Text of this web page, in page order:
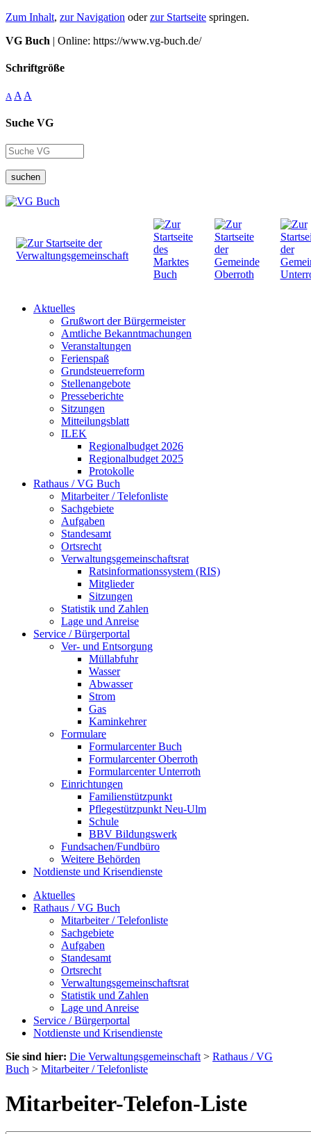
Zum Inhalt, zur Navigation oderzur Startseite springen.
VG Buch | Online: https://www.vg-buch.de/
Schriftgröße
A A A
Suche VG
suchen
Aktuelles
Grußwort der Bürgermeister
Amtliche Bekanntmachungen
Veranstaltungen
Ferienspaß
Grundsteuerreform
Stellenangebote
Presseberichte
Sitzungen
Mitteilungsblatt
ILEK
Regionalbudget 2026
Regionalbudget 2025
Protokolle
Rathaus / VG Buch
Mitarbeiter / Telefonliste
Sachgebiete
Aufgaben
Standesamt
Ortsrecht
Verwaltungsgemeinschaftsrat
Ratsinformationssystem (RIS)
Mitglieder
Sitzungen
Statistik und Zahlen
Lage und Anreise
Service / Bürgerportal
Ver- und Entsorgung
Müllabfuhr
Wasser
Abwasser
Strom
Gas
Kaminkehrer
Formulare
Formularcenter Buch
Formularcenter Oberroth
Formularcenter Unterroth
Einrichtungen
Familienstützpunkt
Pflegestützpunkt Neu-Ulm
Schule
BBV Bildungswerk
Fundsachen/Fundbüro
Weitere Behörden
Notdienste und Krisendienste
Aktuelles
Rathaus / VG Buch
Mitarbeiter / Telefonliste
Sachgebiete
Aufgaben
Standesamt
Ortsrecht
Verwaltungsgemeinschaftsrat
Statistik und Zahlen
Lage und Anreise
Service / Bürgerportal
Notdienste und Krisendienste
Sie sind hier: Die Verwaltungsgemeinschaft > Rathaus / VG
Buch > Mitarbeiter / Telefonliste
Mitarbeiter-Telefon-Liste